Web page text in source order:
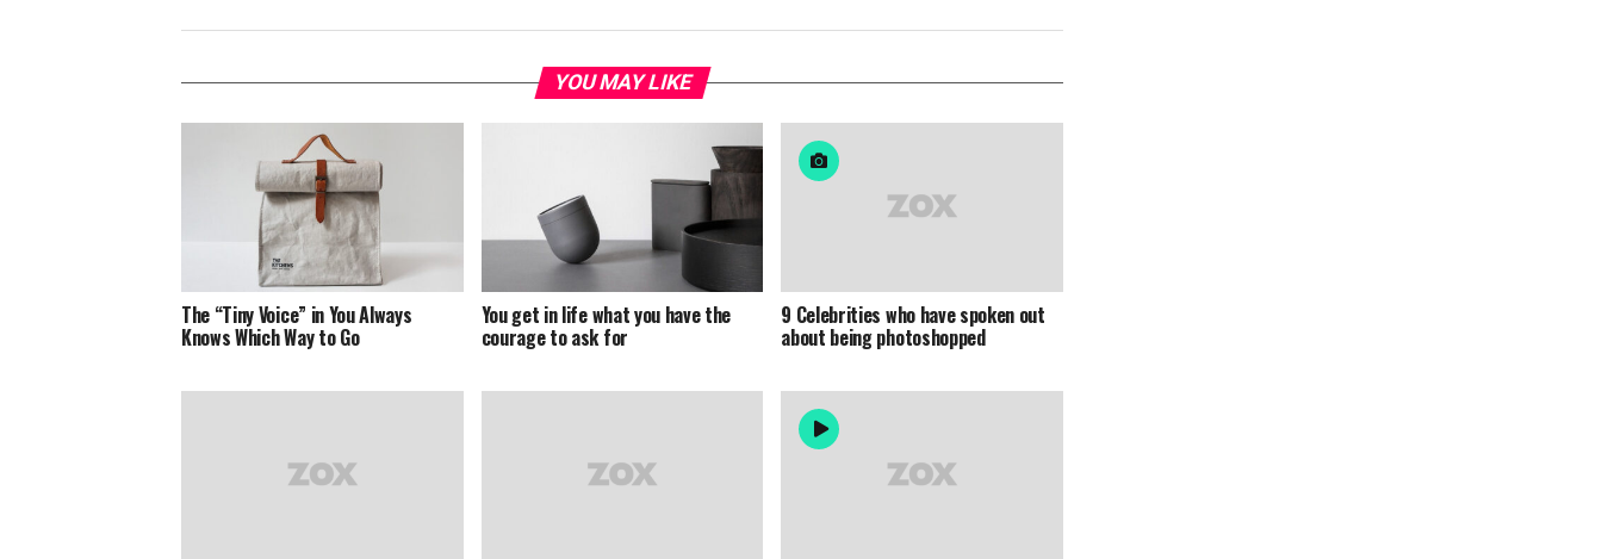
YOU MAY LIKE
The “Tiny Voice” in You Always
Knows Which Way to Go
You get in life what you have the
courage to ask for
9 Celebrities who have spoken out
about being photoshopped